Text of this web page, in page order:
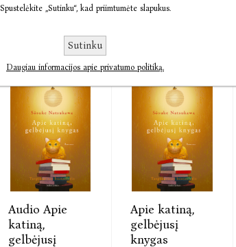
Audio Apie
katiną,
gelbėjusį
Apie katiną,
gelbėjusį
knygas
Spustelėkite „Sutinku“, kad priimtumėte slapukus.
Sutinku
Daugiau informacijos apie privatumo politiką.